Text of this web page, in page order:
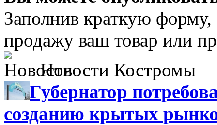
Заполнив краткую
продажу ваш товар или
Новости Костромы
Губернатор
созданию крытых